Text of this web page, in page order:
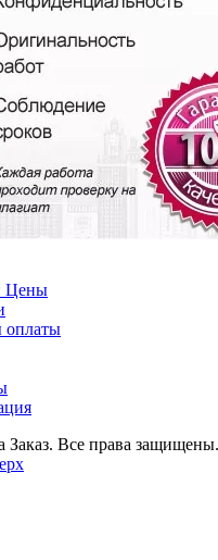
Цены
оплаты
Все права защищены.